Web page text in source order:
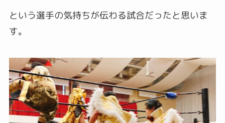
という選手の気持ちが伝わる試合だったと思いま
す。